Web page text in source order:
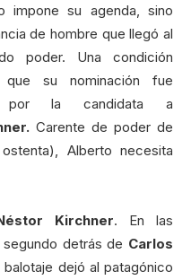
impone su agenda, sino
de hombre que llegó al
poder. Una condición
su nominación fue
por la candidata a
Carente de poder de
Alberto necesita
Kirchner. En las
detrás de Carlos
balotaje dejó al patagónico